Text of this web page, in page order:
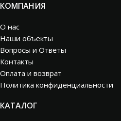
КОМПАНИЯ
О нас
Наши объекты
Вопросы и Ответы
Контакты
Оплата и возврат
Политика конфиденциальности
КАТАЛОГ